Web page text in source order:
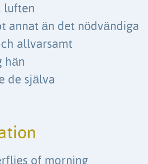
luften
annat än det nödvändiga
allvarsamt
hän
de själva
of morning